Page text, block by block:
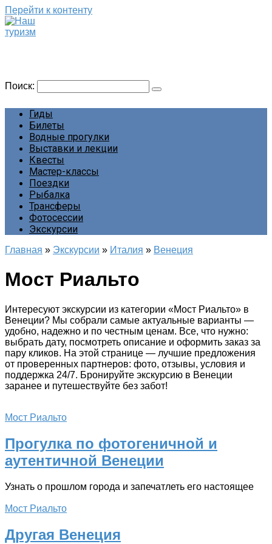
Перейти к контенту
Поиск:
Гиды
Билеты
Водные прогулки
Выставки и лекции
Квесты
Мастер-классы
Поездки
Рыбалка
Трансферы
Фотосессии
Экскурсии
Главная » Экскурсии » Италия » Венеция
Мост Риальто
Интересуют экскурсии из категории «Мост Риальто» в
Венеции? Мы собрали самые актуальные варианты —
удобно, надежно и по честным ценам. Все, что нужно:
выбрать дату, посмотреть описание и оформить заказ за
пару кликов. На этой странице — лучшие предложения
от проверенных партнеров: фото, отзывы, условия и
поддержка 24/7. Бронируйте экскурсию в Венеции
заранее и путешествуйте без забот!
Мост Риальто
Прогулка по фотогеничной и
аутентичной Венеции
Узнать о прошлом города и запечатлеть его настоящее
Мост Риальто
Другая Венеция